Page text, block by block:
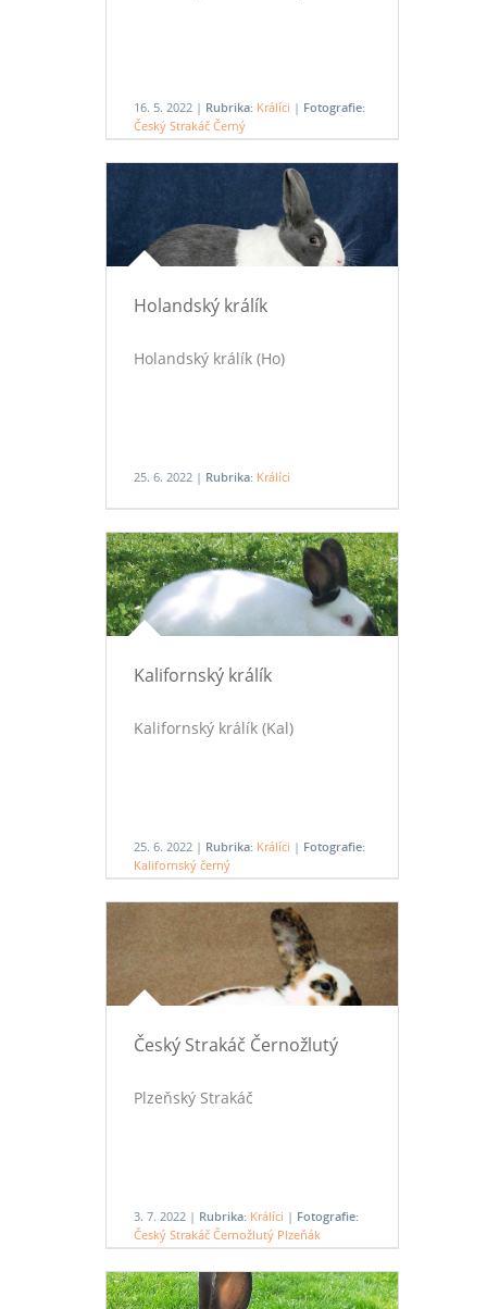
16. 5. 2022 | Rubrika: Králíci | Fotografie:
Český Strakáč Černý
Holandský králík
Holandský králík (Ho)
25. 6. 2022 | Rubrika: Králíci
Kalifornský králík
Kalifornský králík (Kal)
25. 6. 2022 | Rubrika: Králíci | Fotografie:
Kalifornský černý
Český Strakáč Černožlutý
Plzeňský Strakáč
3. 7. 2022 | Rubrika: Králíci | Fotografie:
Český Strakáč Černožlutý Plzeňák